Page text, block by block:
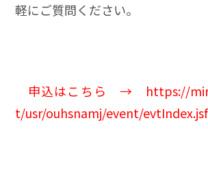
軽にご質問ください。
申込はこちら → https://
t/usr/ouhsnamj/event/evtIndex.jsf